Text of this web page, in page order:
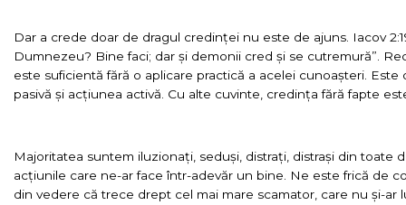
Dar a crede doar de dragul credinței nu este de ajuns. Iacov
Dumnezeu? Bine faci; dar și demonii cred și se cutremură”.
este suficientă fără o aplicare practică a acelei cunoașteri.
pasivă și acțiunea activă. Cu alte cuvinte, credința fără fapte
Majoritatea suntem iluzionați, seduși, distrați, distrași din toate
acțiunile care ne-ar face într-adevăr un bine. Ne este frică de
din vedere că trece drept cel mai mare scamator, care nu și-ar